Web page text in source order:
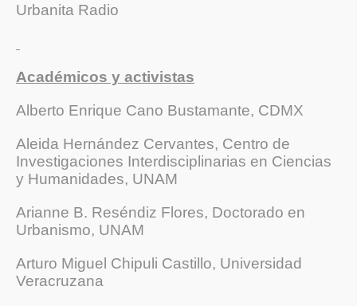
Urbanita Radio
Académicos y activistas
Alberto Enrique Cano Bustamante, CDMX
Aleida Hernández Cervantes, Centro de
Investigaciones Interdisciplinarias en Ciencias
y Humanidades, UNAM
Arianne B. Reséndiz Flores, Doctorado en
Urbanismo, UNAM
Arturo Miguel Chipuli Castillo, Universidad
Veracruzana